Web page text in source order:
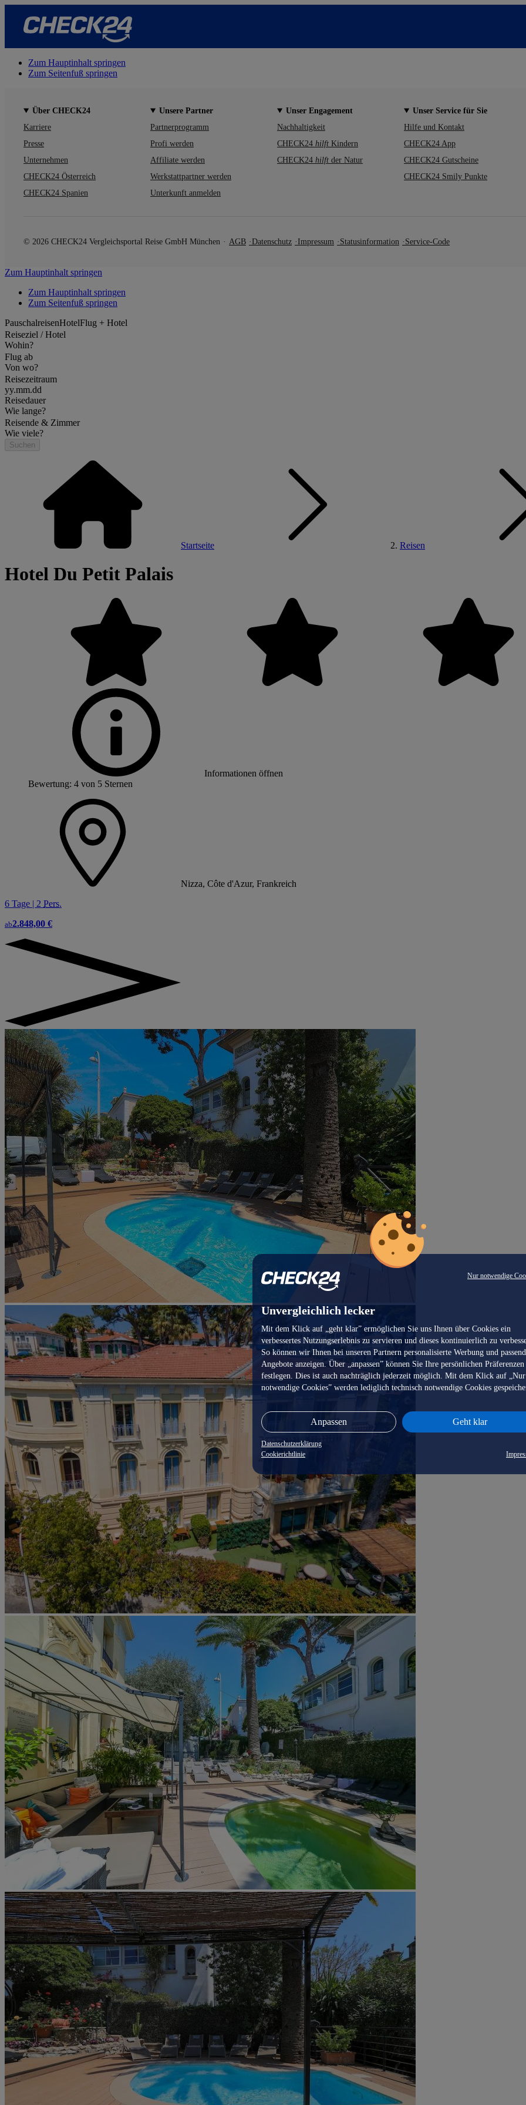
Nur notwendige
Unvergleichlich lecker
Mit dem Klick auf „geht klar” ermöglichen Sie uns Ihnen über Cookies ein
verbessertes Nutzungserlebnis zu servieren und dieses kontinuierlich zu
So können wir Ihnen bei unseren Partnern personalisierte Werbung und
Angebote anzeigen. Über „anpassen” können Sie Ihre persönlichen Präferenzen
festlegen. Dies ist auch nachträglich jederzeit möglich. Mit dem Klick auf „Nur
notwendige Cookies” werden lediglich technisch notwendige Cookies
Anpassen Geht klar
Datenschutzerklärung
Cookierichtlinie
Zum Hauptinhalt springen
Zum Seitenfuß springen
Über CHECK24
Karriere
Presse
Unternehmen
CHECK24 Österreich
CHECK24 Spanien
Unsere Partner
Partnerprogramm
Profi werden
Affiliate werden
Werkstattpartner werden
Unterkunft anmelden
Unser Engagement
Nachhaltigkeit
CHECK24 hilft Kindern
CHECK24 hilft der Natur
Unser Service für Sie
Hilfe und Kontakt
CHECK24 App
CHECK24 Gutscheine
CHECK24 Smily Punkte
© 2026 CHECK24 Vergleichsportal Reise GmbH München AGB Datenschutz Impressum Statusinformation Service-Code
Zum Hauptinhalt springen
Zum Hauptinhalt springen
Zum Seitenfuß springen
PauschalreisenHotelFlug + Hotel
Reiseziel / Hotel
Wohin?
Flug ab
Von wo?
Reisezeitraum
yy.mm.dd
Reisedauer
Wie lange?
Reisende & Zimmer
Wie viele?
Suchen
Startseite Reisen
Hotel Du Petit Palais
Informationen öffnen
Bewertung: 4 von 5 Sternen
Nizza, Côte d'Azur, Frankreich
6 Tage | 2 Pers.
ab2.848,00 €